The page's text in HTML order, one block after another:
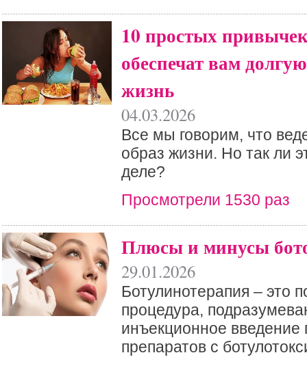
10 простых
обеспечат вам
жизнь
04.03.2026
Все мы говорим, что
образ жизни. Но так ли
деле?
Просмотрели 1530 раз
Плюсы и минусы
29.01.2026
Ботулинотерапия – это
процедура,
инъекционное введение
препаратов с